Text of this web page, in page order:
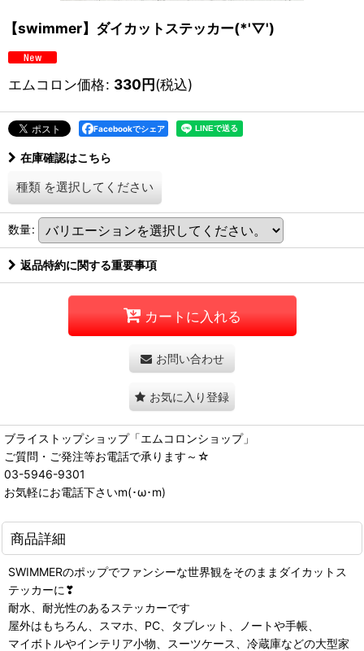
【swimmer】ダイカットステッカー(*'▽')
エムコロン価格: 330円(税込)
Facebookでシェア
在庫確認はこちら
種類 を選択してください
数量:
返品特約に関する重要事項
カートに入れる
お問い合わせ
お気に入り登録
ブライストップショップ「エムコロンショップ」
ご質問・ご発注等お電話で承ります～☆
03-5946-9301
お気軽にお電話下さいm(･ω･m)
商品詳細
SWIMMERのポップでファンシーな世界観をそのままダイカットス
テッカーに❣
耐水、耐光性のあるステッカーです
屋外はもちろん、スマホ、PC、タブレット、ノートや手帳、
マイボトルやインテリア小物、スーツケース、冷蔵庫などの大型家